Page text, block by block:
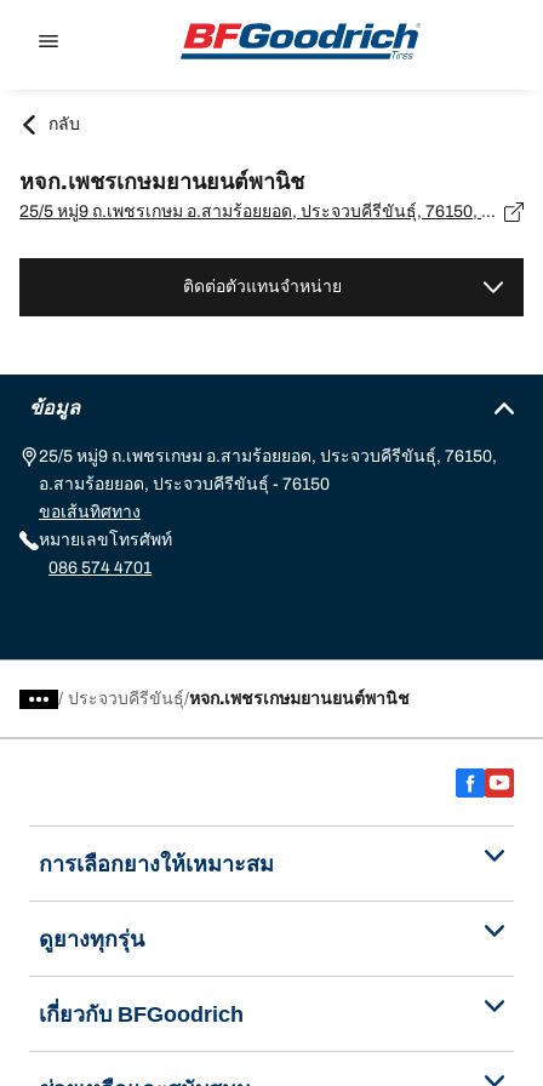
กลับ
หจก.เพชรเกษมยานยนต์พานิช
25/5 หมู่9 ถ.เพชรเกษม อ.สามร้อยยอด, ประจวบคีรีขันธ์ุ, 76150, อ.สามร้อยยอด, ประจวบคีรีขันธ์ุ - 76150
ติดต่อตัวแทนจำหน่าย
ข้อมูล
25/5 หมู่9 ถ.เพชรเกษม อ.สามร้อยยอด, ประจวบคีรีขันธ์ุ, 76150,
อ.สามร้อยยอด, ประจวบคีรีขันธ์ุ - 76150
ขอเส้นทิศทาง
หมายเลขโทรศัพท์
086 574 4701
/ ประจวบคีรีขันธ์ุ หจก.เพชรเกษมยานยนต์พานิช
การเลือกยางให้เหมาะสม
ดูยางทุกรุ่น
เกี่ยวกับ BFGoodrich